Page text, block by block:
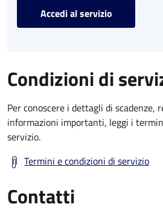
Accedi al servizio
Condizioni di
Per conoscere i dettagli di scadenze,
informazioni importanti, leggi i
servizio.
Termini e condizioni di servizio
Contatti